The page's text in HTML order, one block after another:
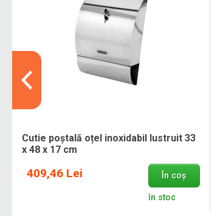
Cutie poștală oțel inoxidabil lustruit 33
x 48 x 17 cm
409,46 Lei În coș
în stoc